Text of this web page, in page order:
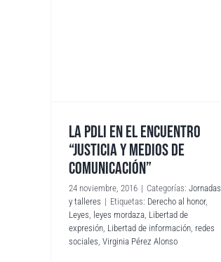
LA PDLI EN EL ENCUENTRO
“JUSTICIA Y MEDIOS DE
COMUNICACIÓN”
24 noviembre, 2016 | Categorías: Jornadas
y talleres | Etiquetas: Derecho al honor,
Leyes, leyes mordaza, Libertad de
expresión, Libertad de información, redes
sociales, Virginia Pérez Alonso